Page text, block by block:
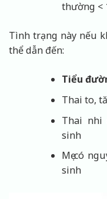
thường <
Tình trạng này nếu
thể dẫn đến:
Tiểu
Thai to,
Thai nhi
sinh
Mẹ có
sinh